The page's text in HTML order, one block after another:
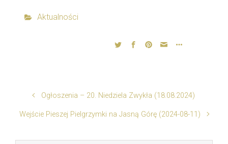
Aktualności
Ogłoszenia – 20. Niedziela Zwykła (18.08.2024)
Wejście Pieszej Pielgrzymki na Jasną Górę (2024-08-11)